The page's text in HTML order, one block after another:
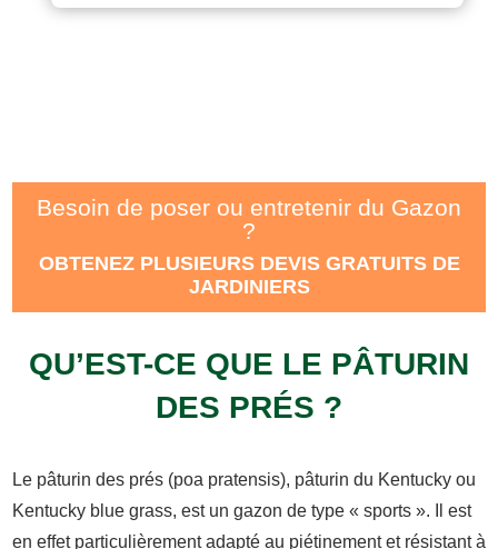
Besoin de poser ou entretenir du Gazon
?
OBTENEZ PLUSIEURS DEVIS GRATUITS DE
JARDINIERS
QU’EST-CE QUE LE PÂTURIN
DES PRÉS ?
Le pâturin des prés (poa pratensis), pâturin du Kentucky ou
Kentucky blue grass, est un gazon de type « sports ». Il est
en effet particulièrement adapté au piétinement et résistant à